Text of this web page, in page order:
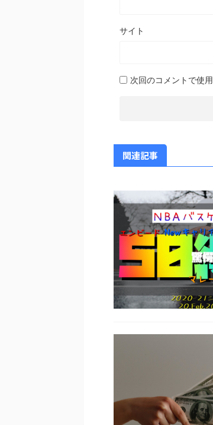
サイト
次回のコメントで使
関連記事